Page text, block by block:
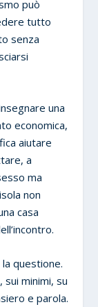
può
tutto
senza
una
economica,
aiutare
a
ma
non
casa
questione.
sui minimi, su
e parola.